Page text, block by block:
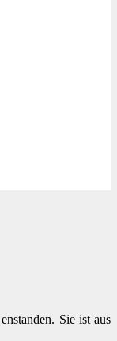
Sie ist aus